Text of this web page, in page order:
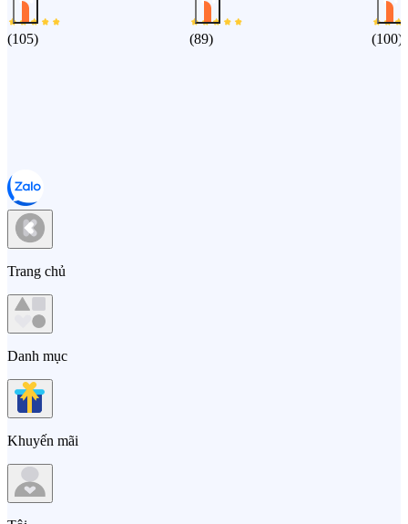
(105) (89) (100)
Trang chủ
Danh mục
Khuyến mãi